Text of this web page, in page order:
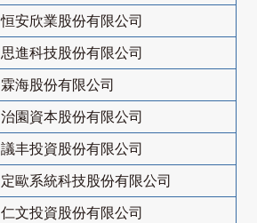
恒安欣業股份有限公司
思進科技股份有限公司
霖海股份有限公司
治園資本股份有限公司
議丰投資股份有限公司
定歐系統科技股份有限公司
仁文投資股份有限公司